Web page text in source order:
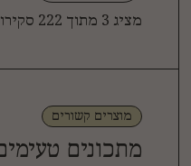
מציג 3 מתוך 222 סקירות
מוצרים קשורים
מתכונים